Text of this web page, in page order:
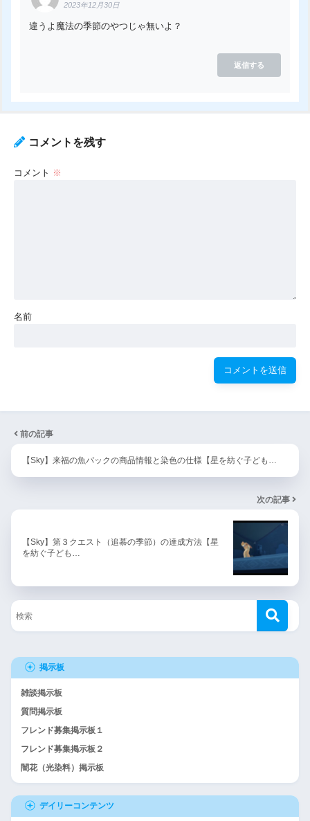
2023年12月30日
違うよ魔法の季節のやつじゃ無いよ？
返信する
コメントを残す
コメント ※
名前
前の記事
【Sky】来福の魚パックの商品情報と染色の仕様【星を紡ぐ子ども…
次の記事
【Sky】第３クエスト（追慕の季節）の達成方法【星
を紡ぐ子ども…
掲示板
雑談掲示板
質問掲示板
フレンド募集掲示板１
フレンド募集掲示板２
闇花（光染料）掲示板
デイリーコンテンツ